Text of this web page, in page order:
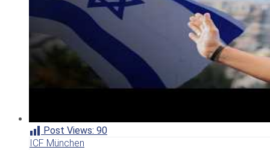
Post Views: 90
ICF München